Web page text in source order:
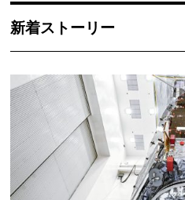
新着ストーリー